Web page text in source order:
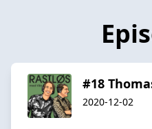
#18
2020-12-02